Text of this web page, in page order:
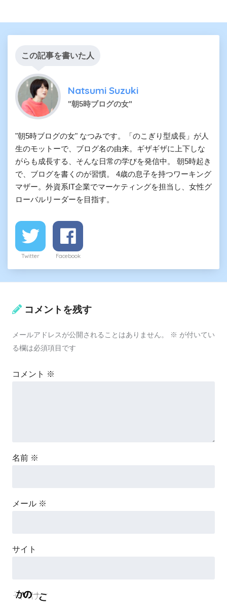
この記事を書いた人
Natsumi Suzuki
"朝5時ブログの女"
"朝5時ブログの女" なつみです。「のこぎり型成長」が人
生のモットーで、ブログ名の由来。ギザギザに上下しな
がらも成長する、そんな日常の学びを発信中。 朝5時起き
で、ブログを書くのが習慣。 4歳の息子を持つワーキング
マザー。外資系IT企業でマーケティングを担当し、女性グ
ローバルリーダーを目指す。
Twitter Facebook
コメントを残す
メールアドレスが公開されることはありません。 ※ が付いてい
る欄は必須項目です
コメント ※
名前 ※
メール ※
サイト